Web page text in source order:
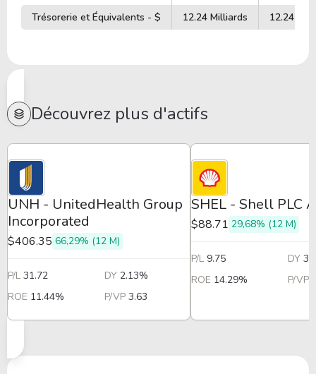
Trésorerie et Équivalents - $
12.24 Milliards 12.24
Découvrez plus d'actifs
UNH - UnitedHealth Group
Incorporated
$406.35 66,29% (12 M)
P/L 31.72 DY 2.13%
ROE 11.44% P/VP 3.63
SHEL - Shell PLC
$88.71 29,68% (12 M)
P/L 9.75 DY
ROE 14.29% P/VP